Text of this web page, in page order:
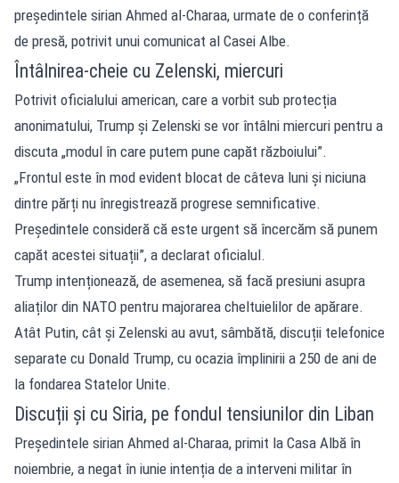
președintele sirian Ahmed al-Charaa, urmate de o conferință
de presă, potrivit unui comunicat al Casei Albe.
Întâlnirea-cheie cu Zelenski, miercuri
Potrivit oficialului american, care a vorbit sub protecția
anonimatului, Trump și Zelenski se vor întâlni miercuri pentru a
discuta „modul în care putem pune capăt războiului”.
„Frontul este în mod evident blocat de câteva luni și niciuna
dintre părți nu înregistrează progrese semnificative.
Președintele consideră că este urgent să încercăm să punem
capăt acestei situații”, a declarat oficialul.
Trump intenționează, de asemenea, să facă presiuni asupra
aliaților din NATO pentru majorarea cheltuielilor de apărare.
Atât Putin, cât și Zelenski au avut, sâmbătă, discuții telefonice
separate cu Donald Trump, cu ocazia împlinirii a 250 de ani de
la fondarea Statelor Unite.
Discuții și cu Siria, pe fondul tensiunilor din Liban
Președintele sirian Ahmed al-Charaa, primit la Casa Albă în
noiembrie, a negat în iunie intenția de a interveni militar în